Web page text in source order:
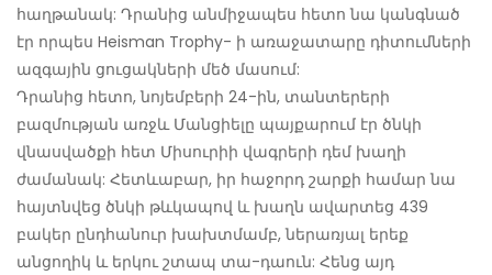
հաղթանակ: Դրանից անմիջապես հետո նա կանգնած
էր որպես Heisman Trophy- ի առաջատարը դիտումների
ազգային ցուցակների մեծ մասում:
Դրանից հետո, նոյեմբերի 24-ին, տանտերերի
բազմության առջև Մանցիելը պայքարում էր ծնկի
վնասվածքի հետ Միսուրիի վագրերի դեմ խաղի
ժամանակ: Հետևաբար, իր հաջորդ շարքի համար նա
հայտնվեց ծնկի թևկապով և խաղն ավարտեց 439
բակեր ընդհանուր խախտմամբ, ներառյալ երեք
անցողիկ և երկու շտապ տա-դաուն: Հենց այդ